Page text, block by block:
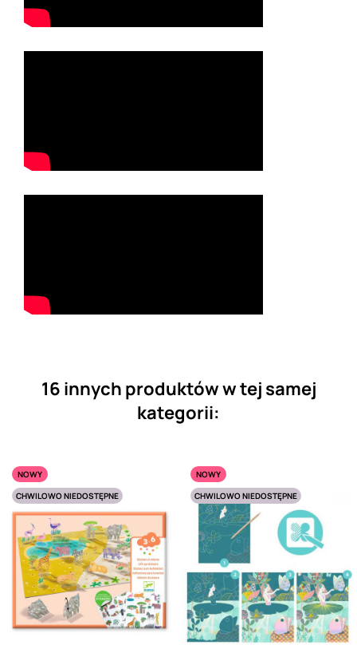
16 innych produktów w tej samej
kategorii:
NOWY
CHWILOWO NIEDOSTĘPNE
NOWY
CHWILOWO NIEDOSTĘPNE